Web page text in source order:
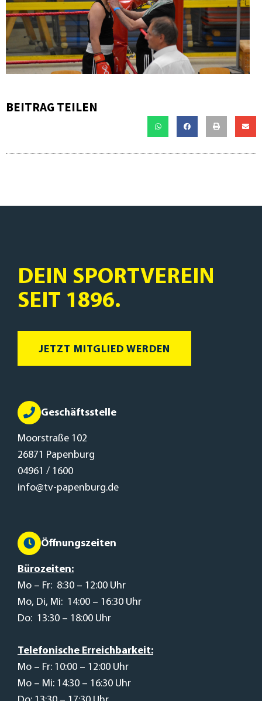
BEITRAG TEILEN
DEIN SPORTVEREIN
SEIT 1896.
JETZT MITGLIED WERDEN
Geschäftsstelle
Moorstraße 102
26871 Papenburg
04961 / 1600
info@tv-papenburg.de
Öffnungszeiten
Bürozeiten:
Mo – Fr: 8:30 – 12:00 Uhr
Mo, Di, Mi: 14:00 – 16:30 Uhr
Do: 13:30 – 18:00 Uhr
Telefonische Erreichbarkeit:
Mo – Fr: 10:00 – 12:00 Uhr
Mo – Mi: 14:30 – 16:30 Uhr